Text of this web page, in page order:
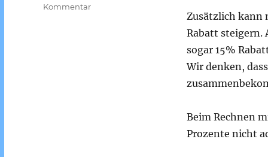
Zusätzlich kann
Rabatt steigern.
sogar 15%
Wir denken,
Beim Rechnen
Prozente nicht
Kommentarzu